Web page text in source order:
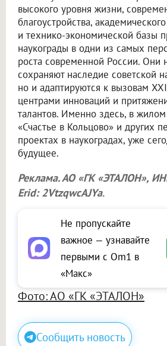
высокого уровня жизни,
благоустройства,
и технико-экономической базы
наукограды в одни из самых
роста современной России. Они
сохраняют наследие советской
но и адаптируются к вызовам XXI
центрами инноваций и
талантов. Именно здесь, в
«Счастье в Кольцово» и других
проектах в наукоградах, уже
будущее.
Реклама. АО «ГК «ЭТАЛОН»,
Erid: 2VtzqwcAJYa.
Не пропускайте
важное — узнавайте
первыми с Om1 в
«Макс»
Фото: АО «ГК «ЭТАЛОН»
Сообщить новость